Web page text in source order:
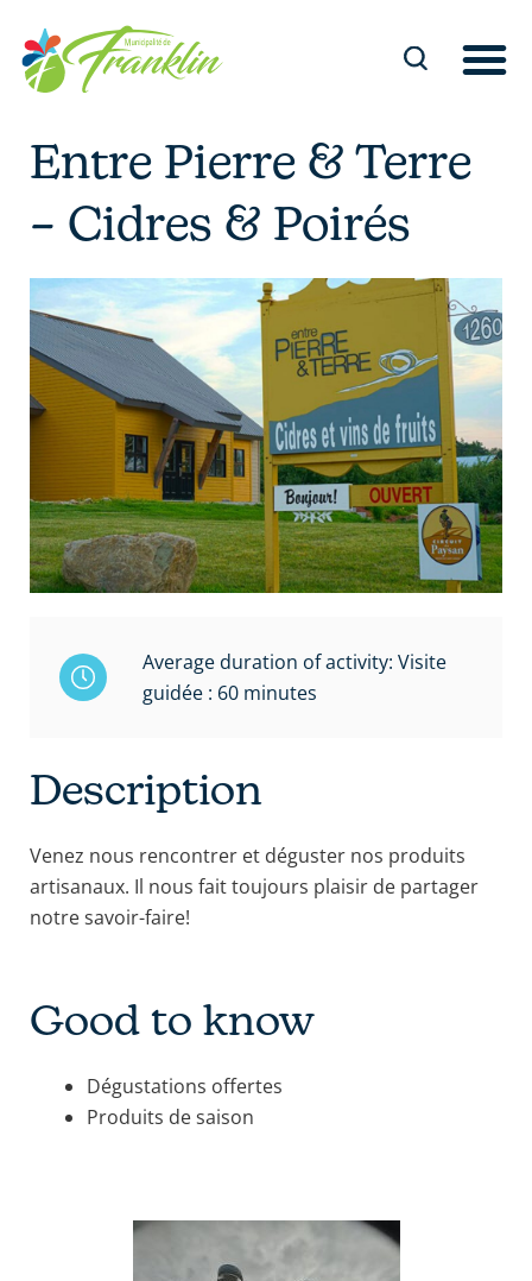
content
Entre Pierre & Terre
– Cidres & Poirés
Average duration of activity: Visite
guidée : 60 minutes
Description
Venez nous rencontrer et déguster nos produits
artisanaux. Il nous fait toujours plaisir de partager
notre savoir-faire!
Good to know
Dégustations offertes
Produits de saison